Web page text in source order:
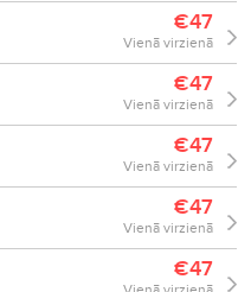
€47
Vienā virzienā
€47
Vienā virzienā
€47
Vienā virzienā
€47
Vienā virzienā
€47